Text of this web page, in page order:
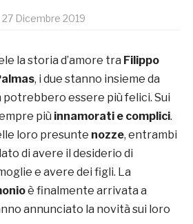
27 Dicembre 2019
la storia d’amore tra Filippo
, i due stanno insieme da
potrebbero essere più felici. Sui
più innamorati e complici.
loro presunte nozze, entrambi
di avere il desiderio di
e avere dei figli. La
è finalmente arrivata a
annunciato la novità sui loro